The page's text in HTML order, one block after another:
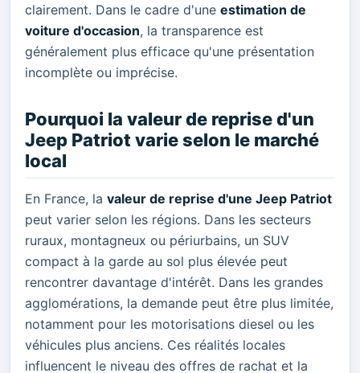
clairement. Dans le cadre d'une estimation de
voiture d'occasion, la transparence est
généralement plus efficace qu'une présentation
incomplète ou imprécise.
Pourquoi la valeur de reprise d'un
Jeep Patriot varie selon le marché
local
En France, la valeur de reprise d'une Jeep Patriot
peut varier selon les régions. Dans les secteurs
ruraux, montagneux ou périurbains, un SUV
compact à la garde au sol plus élevée peut
rencontrer davantage d'intérêt. Dans les grandes
agglomérations, la demande peut être plus limitée,
notamment pour les motorisations diesel ou les
véhicules plus anciens. Ces réalités locales
influencent le niveau des offres de rachat et la